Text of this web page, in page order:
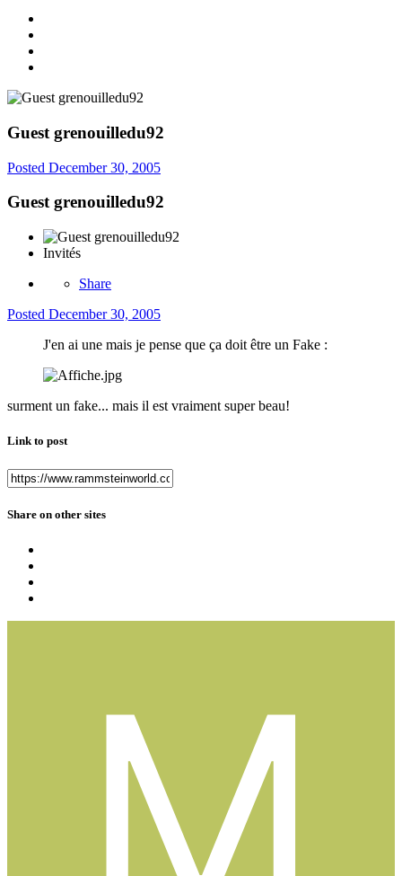
Guest grenouilledu92
Posted December 30, 2005
Guest grenouilledu92
Invités
Share
Posted December 30, 2005
J'en ai une mais je pense que ça doit être un Fake :
surment un fake... mais il est vraiment super beau!
Link to post
Share on other sites